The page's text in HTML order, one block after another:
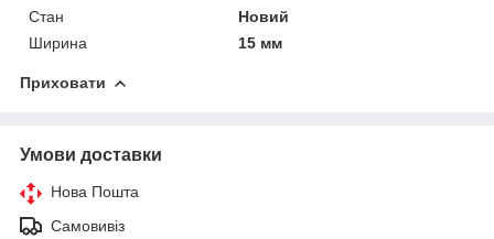
Стан
Новий
Ширина
15 мм
Приховати
Умови доставки
Нова Пошта
Самовивіз